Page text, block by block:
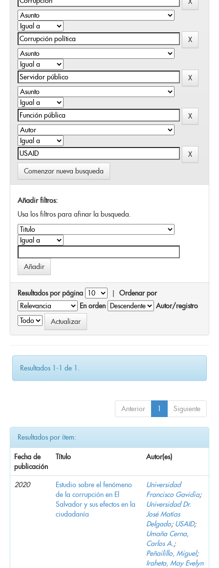
Comenzar nueva busqueda
Añadir filtros:
Usa los filtros para afinar la busqueda.
Resultados por página | Ordenar por
En orden
Autor/registro
Resultados 1-1 de 1.
Anterior 1 Siguiente
Resultados por ítem:
Fecha de
publicación
Título Autor(es)
2020
Estudio sobre el fenómeno
de la corrupción en El
Salvador y sus efectos en la
ciudadanía
Universidad
Francisco Gavidia;
Universidad Dr.
José Matías
Delgado; USAID;
Umaña Cerna,
Carlos A.;
Peñailillo, Miguel;
Iraheta, May Evelyn